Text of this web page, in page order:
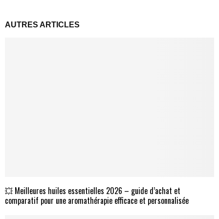
AUTRES ARTICLES
💥 Meilleures huiles essentielles 2026 – guide d’achat et
comparatif pour une aromathérapie efficace et personnalisée